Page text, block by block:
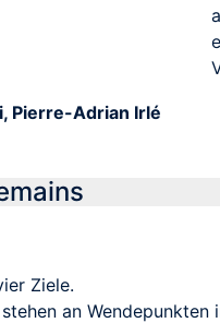
Pierre-Adrian Irlé
Ziele.
an